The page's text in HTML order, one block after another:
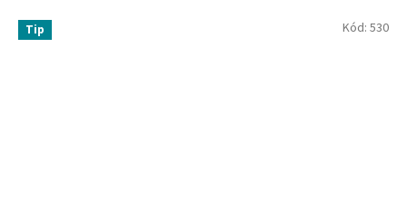
Tip Kód: 530